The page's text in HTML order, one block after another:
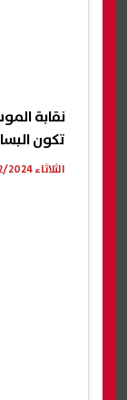
نقابة
تكون
الثلاثاء 31/12/2024 02:15 م